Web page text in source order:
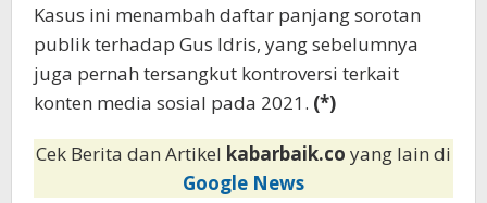
Kasus ini menambah daftar panjang sorotan
publik terhadap Gus Idris, yang sebelumnya
juga pernah tersangkut kontroversi terkait
konten media sosial pada 2021. (*)
Cek Berita dan Artikel kabarbaik.co yang lain di
Google News